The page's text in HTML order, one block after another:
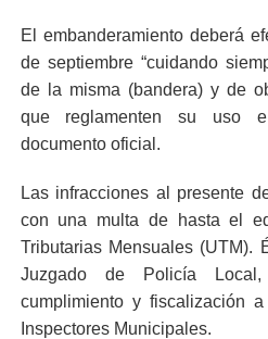
El embanderamiento deberá
de septiembre “cuidando
de la misma (bandera) y de
que reglamenten su uso
documento oficial.
Las infracciones al presente
con una multa de hasta el
Tributarias Mensuales (UTM).
Juzgado de Policía
cumplimiento y fiscalización
Inspectores Municipales.